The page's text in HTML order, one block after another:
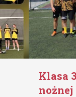
Klasa
nożnej